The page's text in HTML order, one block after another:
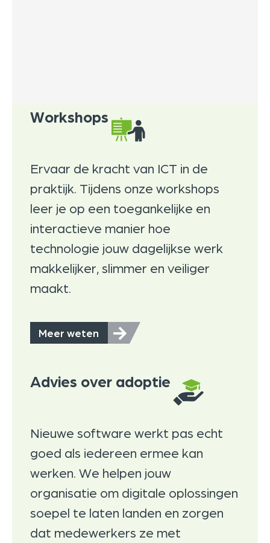
Workshops
Ervaar de kracht van ICT in de
praktijk. Tijdens onze workshops
leer je op een toegankelijke en
interactieve manier hoe
technologie jouw dagelijkse werk
makkelijker, slimmer en veiliger
maakt.
Meer weten
Advies over adoptie
Nieuwe software werkt pas echt
goed als iedereen ermee kan
werken. We helpen jouw
organisatie om digitale oplossingen
soepel te laten landen en zorgen
dat medewerkers ze met